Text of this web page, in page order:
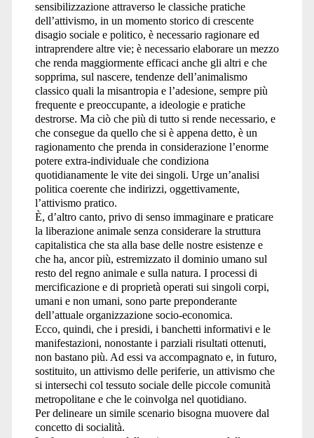
sensibilizzazione attraverso le classiche pratiche
dell’attivismo, in un momento storico di crescente
disagio sociale e politico, è necessario ragionare ed
intraprendere altre vie; è necessario elaborare un mezzo
che renda maggiormente efficaci anche gli altri e che
sopprima, sul nascere, tendenze dell’animalismo
classico quali la misantropia e l’adesione, sempre più
frequente e preoccupante, a ideologie e pratiche
destrorse. Ma ciò che più di tutto si rende necessario, e
che consegue da quello che si è appena detto, è un
ragionamento che prenda in considerazione l’enorme
potere extra-individuale che condiziona
quotidianamente le vite dei singoli. Urge un’analisi
politica coerente che indirizzi, oggettivamente,
l’attivismo pratico.
È, d’altro canto, privo di senso immaginare e praticare
la liberazione animale senza considerare la struttura
capitalistica che sta alla base delle nostre esistenze e
che ha, ancor più, estremizzato il dominio umano sul
resto del regno animale e sulla natura. I processi di
mercificazione e di proprietà operati sui singoli corpi,
umani e non umani, sono parte preponderante
dell’attuale organizzazione socio-economica.
Ecco, quindi, che i presidi, i banchetti informativi e le
manifestazioni, nonostante i parziali risultati ottenuti,
non bastano più. Ad essi va accompagnato e, in futuro,
sostituito, un attivismo delle periferie, un attivismo che
si intersechi col tessuto sociale delle piccole comunità
metropolitane e che le coinvolga nel quotidiano.
Per delineare un simile scenario bisogna muovere dal
concetto di socialità.